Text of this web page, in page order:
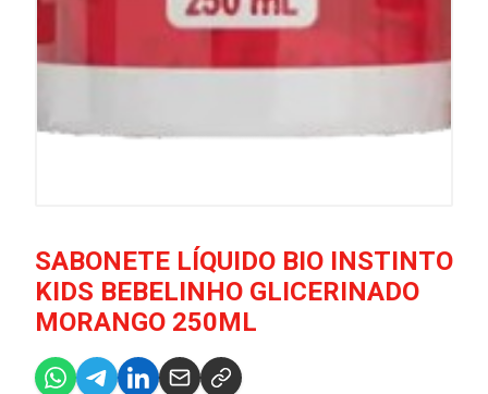
SABONETE LÍQUIDO BIO INSTINTO
KIDS BEBELINHO GLICERINADO
MORANGO 250ML